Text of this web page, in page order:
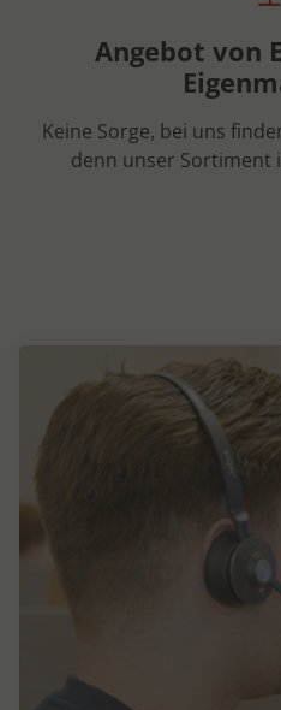
Angebot von
Keine Sorge, bei uns
denn unser Sortiment